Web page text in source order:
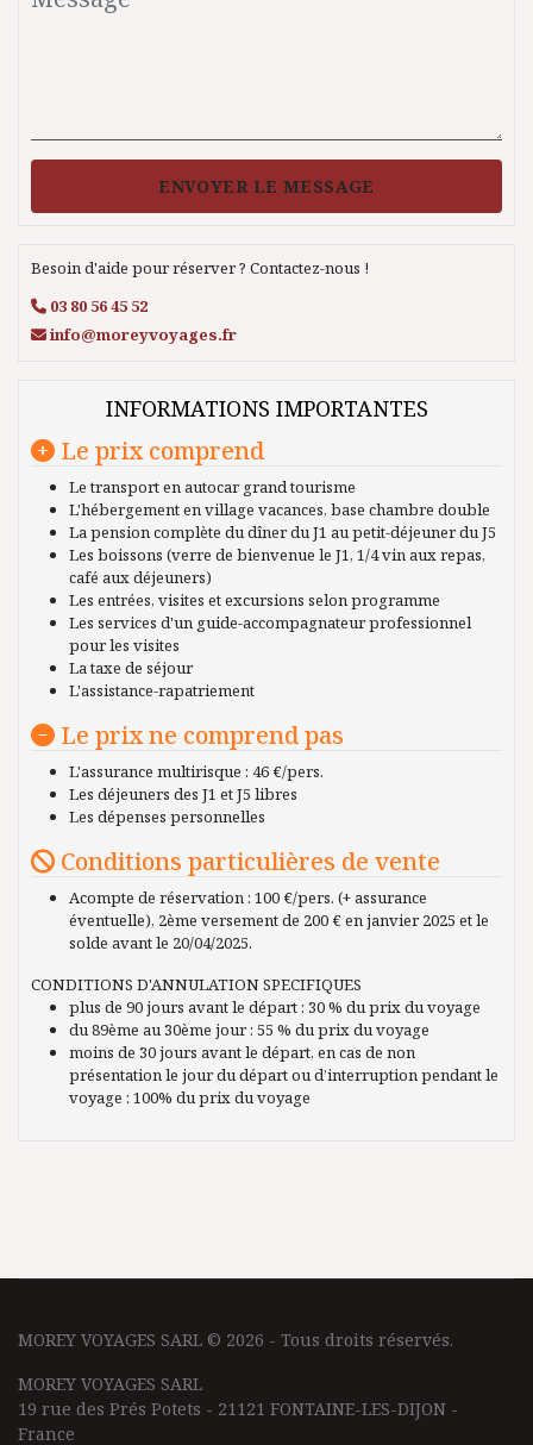
ENVOYER LE MESSAGE
Besoin d'aide pour réserver ? Contactez-nous !
03 80 56 45 52
info@moreyvoyages.fr
INFORMATIONS IMPORTANTES
Le prix comprend
Le transport en autocar grand tourisme
L'hébergement en village vacances, base chambre double
La pension complète du dîner du J1 au petit-déjeuner du J5
Les boissons (verre de bienvenue le J1, 1/4 vin aux repas,
café aux déjeuners)
Les entrées, visites et excursions selon programme
Les services d'un guide-accompagnateur professionnel
pour les visites
La taxe de séjour
L'assistance-rapatriement
Le prix ne comprend pas
L'assurance multirisque : 46 €/pers.
Les déjeuners des J1 et J5 libres
Les dépenses personnelles
Conditions particulières de vente
Acompte de réservation : 100 €/pers. (+ assurance
éventuelle), 2ème versement de 200 € en janvier 2025 et le
solde avant le 20/04/2025.
CONDITIONS D'ANNULATION SPECIFIQUES
plus de 90 jours avant le départ : 30 % du prix du voyage
du 89ème au 30ème jour : 55 % du prix du voyage
moins de 30 jours avant le départ, en cas de non
présentation le jour du départ ou d’interruption pendant le
voyage : 100% du prix du voyage
MOREY VOYAGES SARL © 2026 - Tous droits réservés.
MOREY VOYAGES SARL
19 rue des Prés Potets - 21121 FONTAINE-LES-DIJON -
France